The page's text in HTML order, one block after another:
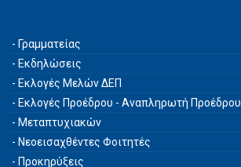
- Γραμματείας
- Εκδηλώσεις
- Εκλογές Μελών ΔΕΠ
- Εκλογές Προέδρου - Αναπληρωτή Προέδρου
- Μεταπτυχιακών
- Νεοεισαχθέντες Φοιτητές
- Προκηρύξεις